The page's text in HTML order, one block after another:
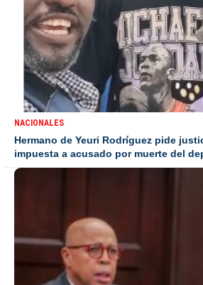
NACIONALES
Hermano de Yeuri Rodríguez pide
impuesta a acusado por muerte del